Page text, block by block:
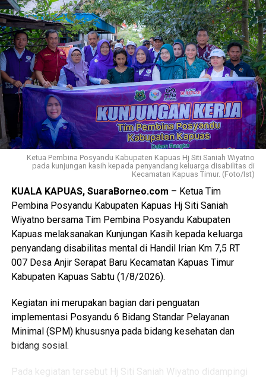
Ketua Pembina Posyandu Kabupaten Kapuas Hj Siti Saniah Wiyatno
pada kunjungan kasih kepada penyandang keluarga disabilitas di
Kecamatan Kapuas Timur. (Foto/Ist)
KUALA KAPUAS, SuaraBorneo.com – Ketua Tim
Pembina Posyandu Kabupaten Kapuas Hj Siti Saniah
Wiyatno bersama Tim Pembina Posyandu Kabupaten
Kapuas melaksanakan Kunjungan Kasih kepada keluarga
penyandang disabilitas mental di Handil Irian Km 7,5 RT
007 Desa Anjir Serapat Baru Kecamatan Kapuas Timur
Kabupaten Kapuas Sabtu (1/8/2026).
Kegiatan ini merupakan bagian dari penguatan
implementasi Posyandu 6 Bidang Standar Pelayanan
Minimal (SPM) khususnya pada bidang kesehatan dan
bidang sosial.
Pada kegiatan tersebut Hj Siti Saniah Wiyatno didampingi